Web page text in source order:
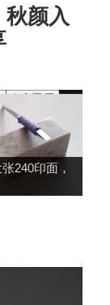
颜入
240印面，